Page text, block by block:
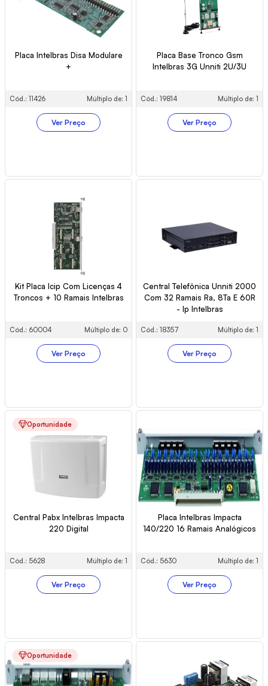
Placa Intelbras Disa Modulare
+
Cód.: 11426 Múltiplo de: 1
Ver Preço
Placa Base Tronco Gsm
Intelbras 3G Unniti 2U/3U
Cód.: 19814 Múltiplo de: 1
Ver Preço
Kit Placa Icip Com Licenças 4
Troncos + 10 Ramais Intelbras
Cód.: 60004 Múltiplo de: 0
Ver Preço
Central Telefônica Unniti 2000
Com 32 Ramais Ra, 8Ta E 60R
- Ip Intelbras
Cód.: 18357 Múltiplo de: 1
Ver Preço
Oportunidade
Central Pabx Intelbras Impacta
220 Digital
Cód.: 5628 Múltiplo de: 1
Ver Preço
Placa Intelbras Impacta
140/220 16 Ramais Analógicos
Cód.: 5630 Múltiplo de: 1
Ver Preço
Oportunidade